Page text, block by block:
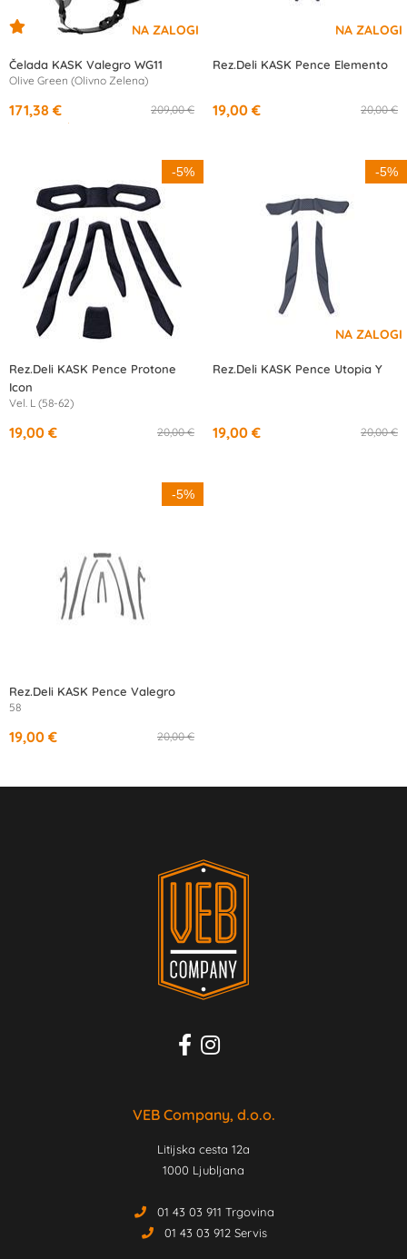
Čelada KASK Valegro WG11
Olive Green (Olivno Zelena)
209,00 €
171,38 €
/mesec
Rez.Deli KASK Pence Elemento
20,00 €
19,00 €
-5%
Rez.Deli KASK Pence Protone
Icon
Vel. L (58-62)
20,00 €
19,00 €
-5%
Rez.Deli KASK Pence Utopia Y
20,00 €
19,00 €
-5%
Rez.Deli KASK Pence Valegro
58
20,00 €
19,00 €
VEB Company, d.o.o.
Litijska cesta 12a
1000 Ljubljana
01 43 03 911 Trgovina
01 43 03 912 Servis